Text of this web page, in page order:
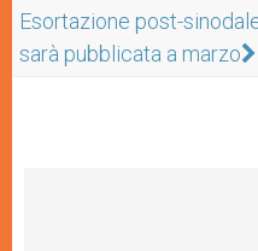
Esortazione post-
sarà pubblicata a marzo